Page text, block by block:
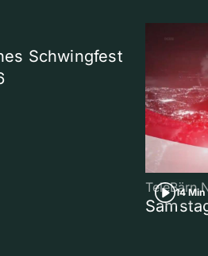
Schwingfest
14 Min
TeleBärn